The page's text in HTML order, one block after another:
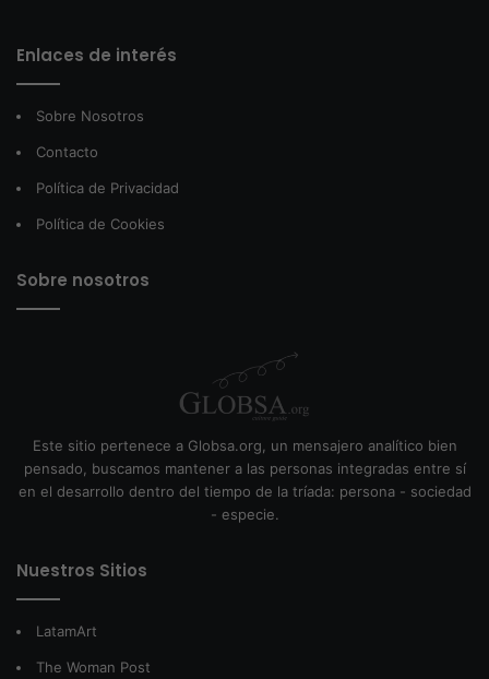
Enlaces de interés
Sobre Nosotros
Contacto
Política de Privacidad
Política de Cookies
Sobre nosotros
Este sitio pertenece a Globsa.org, un mensajero analítico bien
pensado, buscamos mantener a las personas integradas entre sí
en el desarrollo dentro del tiempo de la tríada: persona - sociedad
- especie.
Nuestros Sitios
LatamArt
The Woman Post